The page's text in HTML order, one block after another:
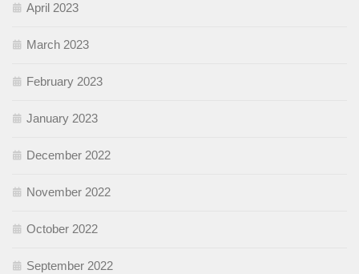
April 2023
March 2023
February 2023
January 2023
December 2022
November 2022
October 2022
September 2022